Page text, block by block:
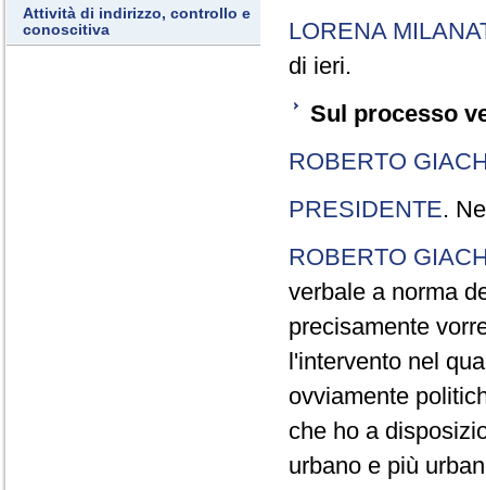
Attività di indirizzo, controllo e
conoscitiva
LORENA
di ieri.
Sul processo
ROBERTO
PRESIDENTE.
ROBERTO
verbale a norma
precisamente
l'intervento nel
ovviamente
che ho a
urbano e più